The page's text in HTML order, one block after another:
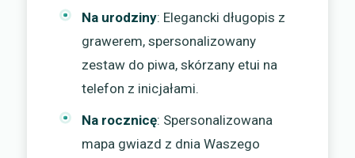
Na urodziny: Elegancki długopis z
grawerem, spersonalizowany
zestaw do piwa, skórzany etui na
telefon z inicjałami.
Na rocznicę: Spersonalizowana
mapa gwiazd z dnia Waszego